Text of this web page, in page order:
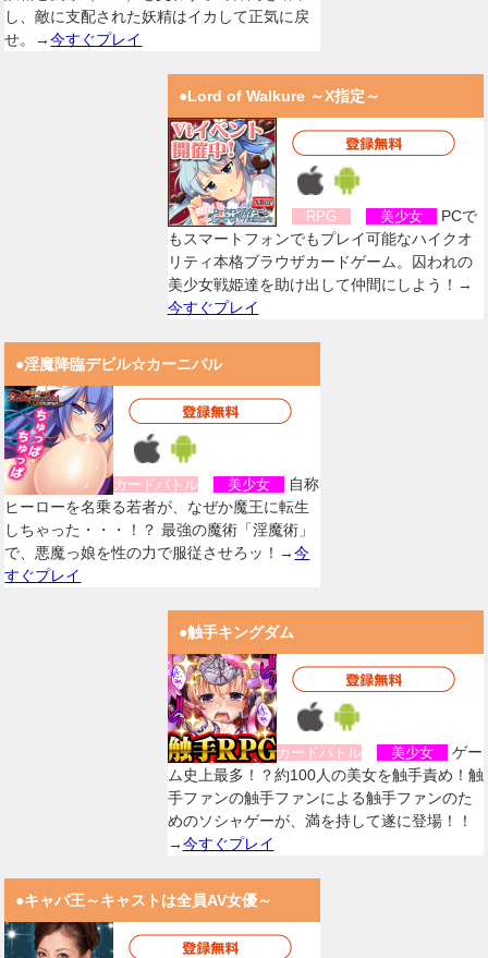
し、敵に支配された妖精はイカして正気に戻
せ。→今すぐプレイ
●Lord of Walkure ～X指定～
RPG 美少女
PCで
もスマートフォンでもプレイ可能なハイクオ
リティ本格ブラウザカードゲーム。囚われの
美少女戦姫達を助け出して仲間にしよう！→
今すぐプレイ
●淫魔降臨デビル☆カーニバル
カードバトル 美少女
自称
ヒーローを名乗る若者が、なぜか魔王に転生
しちゃった・・・！？ 最強の魔術「淫魔術」
で、悪魔っ娘を性の力で服従させろッ！→今
すぐプレイ
●触手キングダム
カードバトル 美少女
ゲー
ム史上最多！？約100人の美女を触手責め！触
手ファンの触手ファンによる触手ファンのた
めのソシャゲーが、満を持して遂に登場！！
→今すぐプレイ
●キャバ王～キャストは全員AV女優～